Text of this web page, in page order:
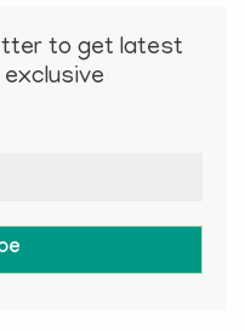
to get latest